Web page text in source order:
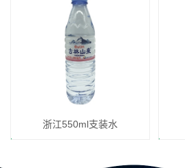
浙江550ml支装水